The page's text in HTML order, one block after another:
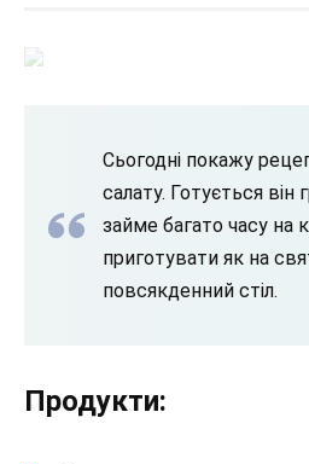
Сьогодні покажу
салату. Готується він
займе багато часу на
приготувати як на
повсякденний стіл.
Продукти: